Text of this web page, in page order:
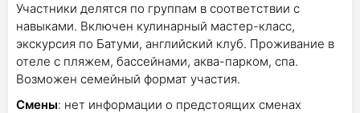
Участники делятся по группам в соответствии с
навыками. Включен кулинарный мастер-класс,
экскурсия по Батуми, английский клуб. Проживание в
отеле с пляжем, бассейнами, аква-парком, спа.
Возможен семейный формат участия.
Смены: нет информации о предстоящих сменах